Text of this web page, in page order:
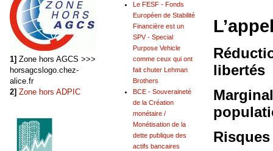
libertés
Le FESF - Fonds
Européen de Stabilité
Financière est un
SPV - Special
Purpose Vehicle
comme ceux qui ont
fait chuter Lehman
Brothers
BCE - Souveraineté
de la Création
monétaire /
Monétisation de la
dette publique des
actifs bancaires
1] Zone hors AGCS >>>
horsagcslogo.chez-
alice.fr
2] Zone hors ADPIC